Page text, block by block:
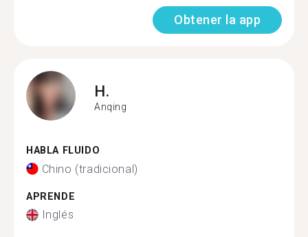
Obtener la app
H.
Anqing
HABLA FLUIDO
Chino (tradicional)
APRENDE
Inglés